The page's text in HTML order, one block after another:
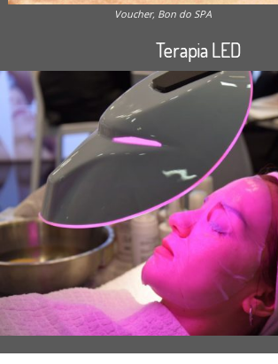
Voucher, Bon do SPA
Terapia LED